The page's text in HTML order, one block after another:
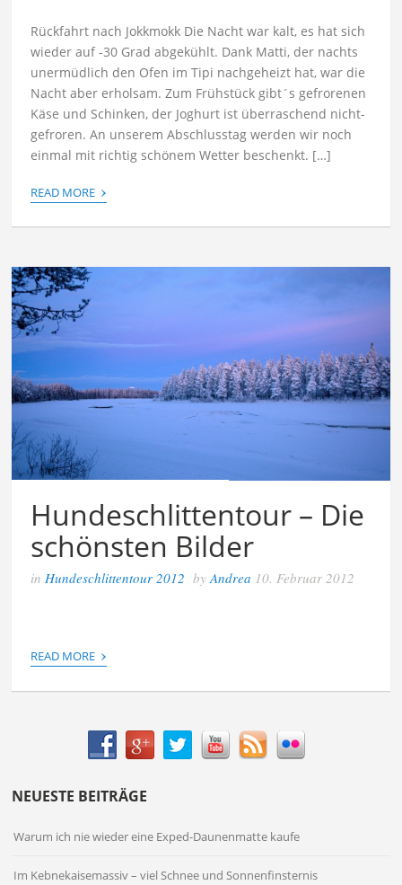
Rückfahrt nach Jokkmokk Die Nacht war kalt, es hat sich
wieder auf -30 Grad abgekühlt. Dank Matti, der nachts
unermüdlich den Ofen im Tipi nachgeheizt hat, war die
Nacht aber erholsam. Zum Frühstück gibt´s gefrorenen
Käse und Schinken, der Joghurt ist überraschend nicht-
gefroren. An unserem Abschlusstag werden wir noch
einmal mit richtig schönem Wetter beschenkt. […]
READ MORE ›
Hundeschlittentour – Die
schönsten Bilder
inHundeschlittentour 2012 byAndrea 10. Februar 2012
READ MORE ›
NEUESTE BEITRÄGE
Warum ich nie wieder eine Exped-Daunenmatte kaufe
Im Kebnekaisemassiv – viel Schnee und Sonnenfinsternis